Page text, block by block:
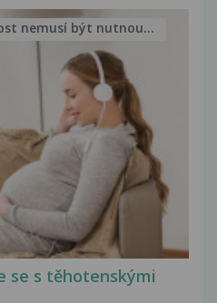
se s těhotenskými
nemusí být nutnou...